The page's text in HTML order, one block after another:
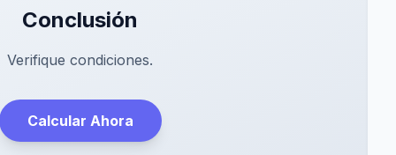
Conclusión
Verifique condiciones.
Calcular Ahora